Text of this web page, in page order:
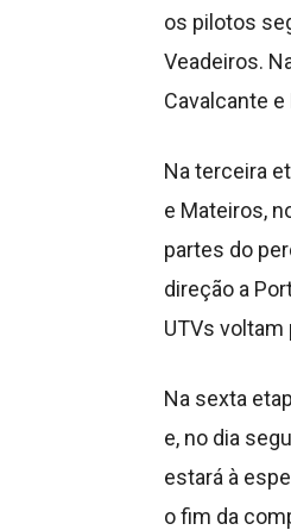
os pilotos
Veadeiros.
Cavalcante e
Na terceira
e Mateiros,
partes do
direção a
UTVs voltam
Na sexta
e, no dia
estará à
o fim da